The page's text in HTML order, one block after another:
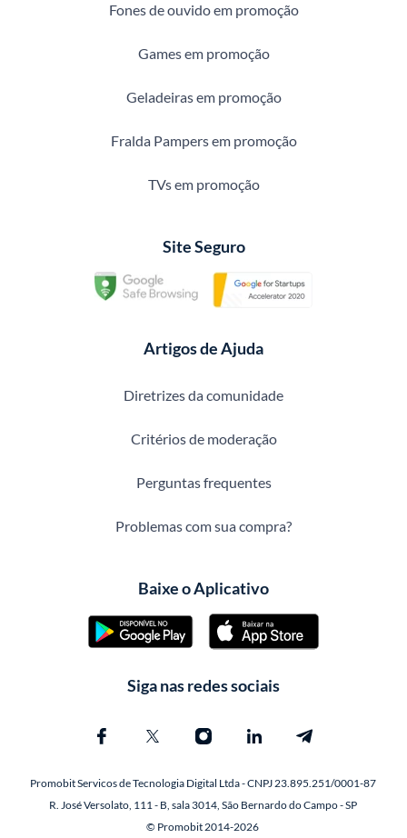
Fones de ouvido em promoção
Games em promoção
Geladeiras em promoção
Fralda Pampers em promoção
TVs em promoção
Site Seguro
Artigos de Ajuda
Diretrizes da comunidade
Critérios de moderação
Perguntas frequentes
Problemas com sua compra?
Baixe o Aplicativo
Siga nas redes sociais
Promobit Servicos de Tecnologia Digital Ltda - CNPJ 23.895.251/0001-87
R. José Versolato, 111 - B, sala 3014, São Bernardo do Campo - SP
© Promobit 2014-2026